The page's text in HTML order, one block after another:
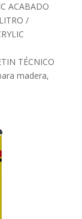
ACABADO
/
TÉCNICO
madera,